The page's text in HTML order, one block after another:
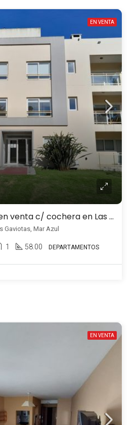
EN VENTA
Departamento en venta c/ cochera en Las Gaviotas
Gaviotas, Mar Azul
1 58.00 DEPARTAMENTOS
EN VENTA